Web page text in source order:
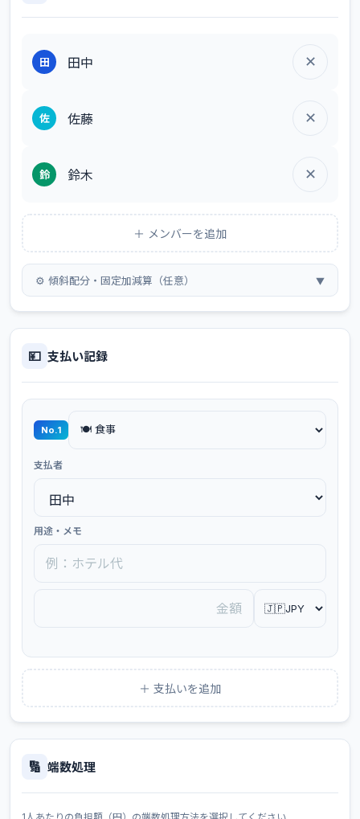
田 ✕
佐 ✕
鈴 ✕
＋ メンバーを追加
⚙️ 傾斜配分・固定加減算（任意） ▼
💴 支払い記録
No.1
支払者
用途・メモ
＋ 支払いを追加
🔢 端数処理